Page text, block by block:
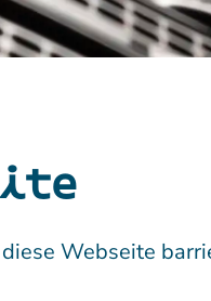
Webseite